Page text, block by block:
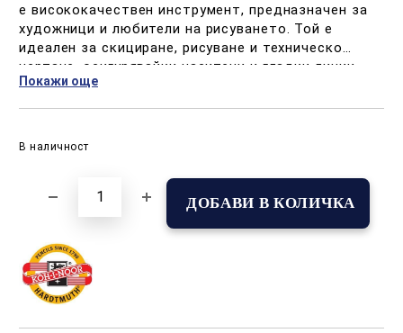
е висококачествен инструмент, предназначен за
художници и любители на рисуването. Той е
идеален за скициране, рисуване и техническо
чертане, осигурявайки наситени и гладки линии.
Покажи още
В наличност